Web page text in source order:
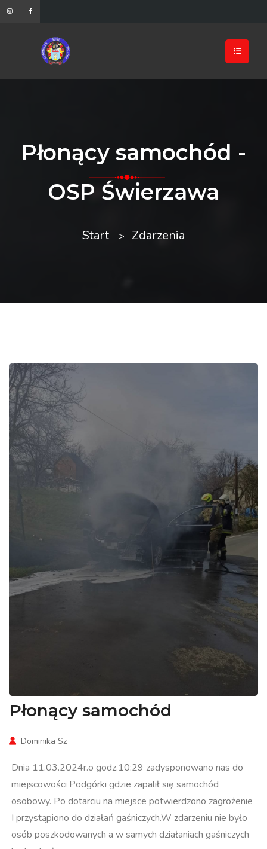
Płonący samochód -
OSP Świerzawa
Start Zdarzenia
Płonący samochód
Dominika Sz
Dnia 11.03.2024r.o godz.10:29 zadysponowano nas do
miejscowości Podgórki gdzie zapalił się samochód
osobowy. Po dotarciu na miejsce potwierdzono zagrożenie
I przystąpiono do działań gaśniczych.W zdarzeniu nie było
osób poszkodowanych a w samych działaniach gaśniczych